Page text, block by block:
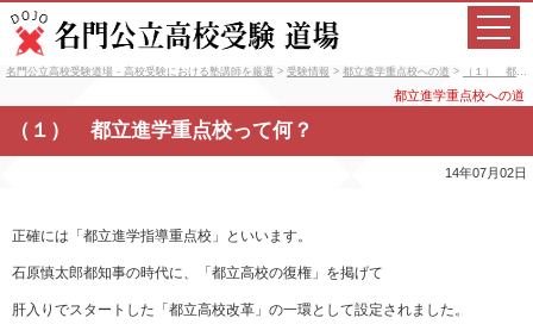
名門公立高校受験道場 - 高校受験における塾講師を厳選 > 受験情報 > 都立進学重点校への道 > （１） 都立進学重点校って何？
都立進学重点校への道
（１） 都立進学重点校って何？
14年07月02日
正確には「都立進学指導重点校」といいます。
石原慎太郎都知事の時代に、「都立高校の復権」を掲げて
肝入りでスタートした「都立高校改革」の一環として設定されました。